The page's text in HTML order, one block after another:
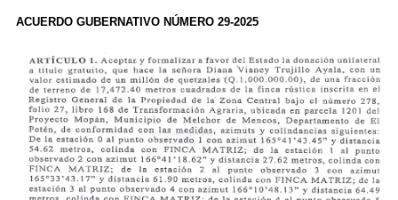
ACUERDO GUBERNATIVO NÚMERO 29-2025